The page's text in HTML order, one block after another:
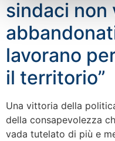
sindaci non
lavorano
il territorio”
Una vittoria della
della consapevolezza
vada tutelato di più e